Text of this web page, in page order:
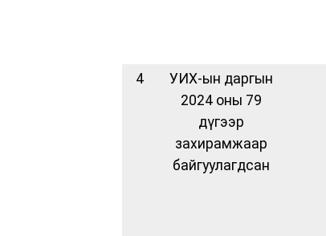
4
УИХ-ын даргын
2024 оны 79
дүгээр
захирамжаар
байгуулагдсан